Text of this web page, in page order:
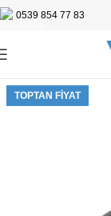
0539 854 77 83
TOPTAN FIYAT